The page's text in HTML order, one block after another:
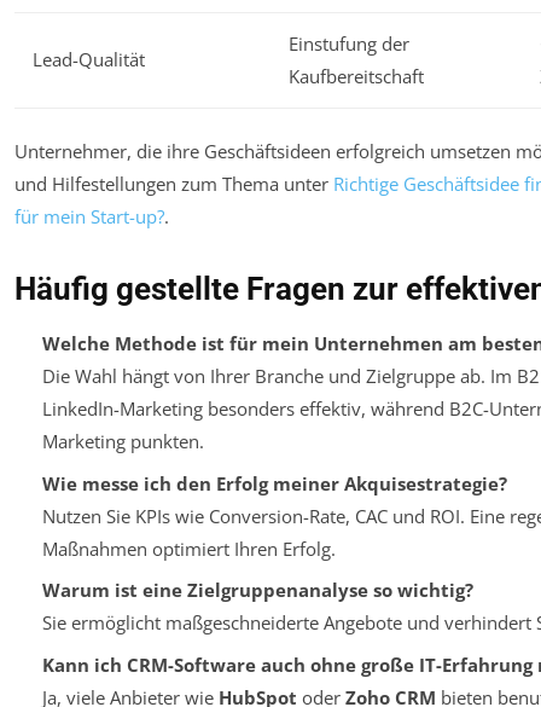
Lead-Qualität
Einstufung der
Kaufbereitschaft
Unternehmer, die ihre Geschäftsideen erfolgreich umsetzen
und Hilfestellungen zum Thema unter Richtige Geschäftsidee
für mein Start-up?.
Häufig gestellte Fragen zur
Welche Methode ist für mein Unternehmen am
Die Wahl hängt von Ihrer Branche und Zielgruppe ab. Im
LinkedIn-Marketing besonders effektiv, während B2C-
Marketing punkten.
Wie messe ich den Erfolg meiner Akquisestrategie?
Nutzen Sie KPIs wie Conversion-Rate, CAC und ROI. Eine
Maßnahmen optimiert Ihren Erfolg.
Warum ist eine Zielgruppenanalyse so wichtig?
Sie ermöglicht maßgeschneiderte Angebote und verhindert
Kann ich CRM-Software auch ohne große IT-Erfahrung
Ja, viele Anbieter wie HubSpot oder Zoho CRM bieten